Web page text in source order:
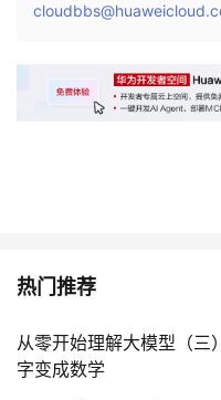
热门推荐
从零开始理解大模型（
字变成数学